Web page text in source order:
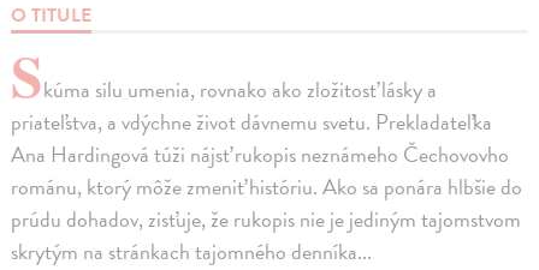
O TITULE
Skúma silu umenia, rovnako ako zložitosť lásky a
priateľstva, a vdýchne život dávnemu svetu. Prekladateľka
Ana Hardingová túži nájsť rukopis neznámeho Čechovovho
románu, ktorý môže zmeniť históriu. Ako sa ponára hlbšie do
prúdu dohadov, zisťuje, že rukopis nie je jediným tajomstvom
skrytým na stránkach tajomného denníka...